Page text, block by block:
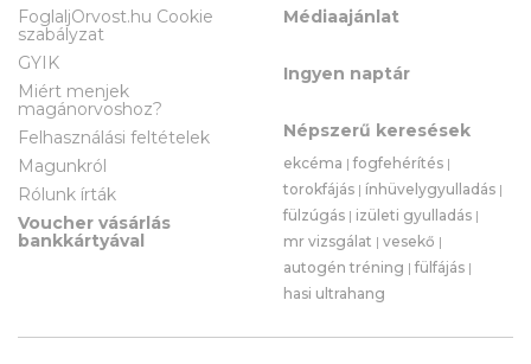
FoglaljOrvost.hu Cookie
szabályzat
GYIK
Miért menjek
magánorvoshoz?
Felhasználási feltételek
Magunkról
Rólunk írták
Voucher vásárlás
bankkártyával
Médiaajánlat
Ingyen naptár
Népszerű keresések
ekcéma |fogfehérítés |
torokfájás | ínhüvelygyulladás |
fülzúgás | izületi gyulladás |
mr vizsgálat | vesekő |
autogén tréning |fülfájás |
hasi ultrahang